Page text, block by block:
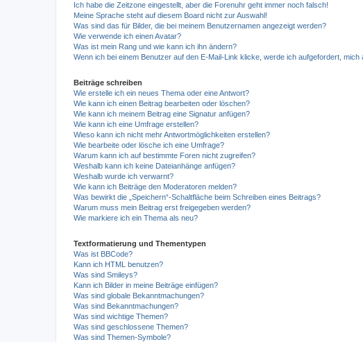
Ich habe die Zeitzone eingestellt, aber die Forenuhr geht immer noch falsch!
Meine Sprache steht auf diesem Board nicht zur Auswahl!
Was sind das für Bilder, die bei meinem Benutzernamen angezeigt werden?
Wie verwende ich einen Avatar?
Was ist mein Rang und wie kann ich ihn ändern?
Wenn ich bei einem Benutzer auf den E-Mail-Link klicke, werde ich aufgefordert, mich
Beiträge schreiben
Wie erstelle ich ein neues Thema oder eine Antwort?
Wie kann ich einen Beitrag bearbeiten oder löschen?
Wie kann ich meinem Beitrag eine Signatur anfügen?
Wie kann ich eine Umfrage erstellen?
Wieso kann ich nicht mehr Antwortmöglichkeiten erstellen?
Wie bearbeite oder lösche ich eine Umfrage?
Warum kann ich auf bestimmte Foren nicht zugreifen?
Weshalb kann ich keine Dateianhänge anfügen?
Weshalb wurde ich verwarnt?
Wie kann ich Beiträge den Moderatoren melden?
Was bewirkt die „Speichern“-Schaltfläche beim Schreiben eines Beitrags?
Warum muss mein Beitrag erst freigegeben werden?
Wie markiere ich ein Thema als neu?
Textformatierung und Thementypen
Was ist BBCode?
Kann ich HTML benutzen?
Was sind Smileys?
Kann ich Bilder in meine Beiträge einfügen?
Was sind globale Bekanntmachungen?
Was sind Bekanntmachungen?
Was sind wichtige Themen?
Was sind geschlossene Themen?
Was sind Themen-Symbole?